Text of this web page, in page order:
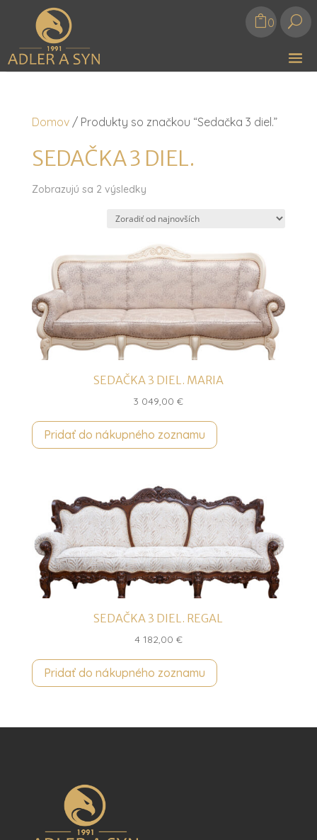
0 U
Domov/ Produkty so značkou “Sedačka 3 diel.”
SEDAČKA 3 DIEL.
Zobrazujú sa 2 výsledkyZoradené
najnovších
SEDAČKA 3 DIEL. MARIA
3 049,00€
Pridať do nákupného zoznamu
SEDAČKA 3 DIEL. REGAL
4 182,00 €
Pridať do nákupného zoznamu